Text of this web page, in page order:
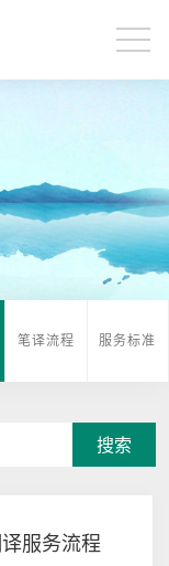
笔译流程 服务标准
服务流程